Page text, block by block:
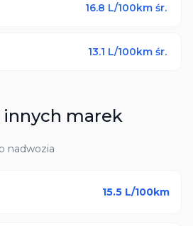
16.8 L/100km śr.
13.1 L/100km śr.
innych marek
nadwozia
15.5 L/100km